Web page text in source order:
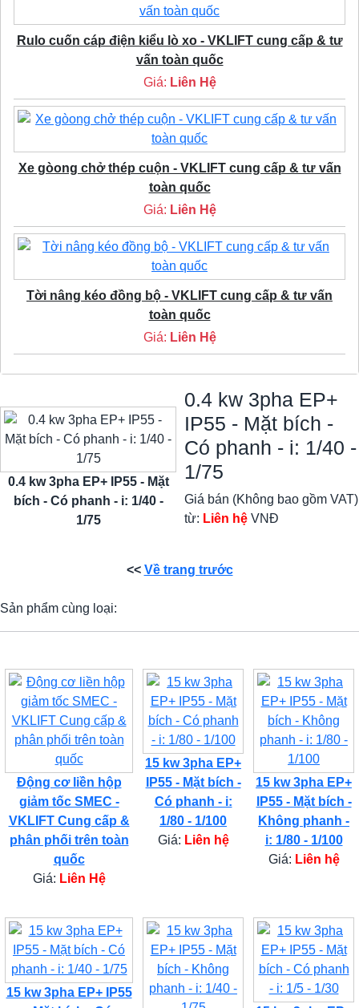
Rulo cuốn cáp điện kiểu lò xo - VKLIFT cung cấp & tư
vấn toàn quốc
Giá: Liên Hệ
Xe gòong chở thép cuộn - VKLIFT cung cấp & tư vấn
toàn quốc
Giá: Liên Hệ
Tời nâng kéo đồng bộ - VKLIFT cung cấp & tư vấn
toàn quốc
Giá: Liên Hệ
0.4 kw 3pha EP+ IP55 - Mặt
bích - Có phanh - i: 1/40 -
1/75
0.4 kw 3pha EP+
IP55 - Mặt bích -
Có phanh - i: 1/40 -
1/75
Giá bán (Không bao gồm VAT)
từ: Liên hệ VNĐ
<< Về trang trước
Sản phẩm cùng loại:
Động cơ liền hộp
giảm tốc SMEC -
VKLIFT Cung cấp &
phân phối trên toàn
quốc
Giá: Liên Hệ
15 kw 3pha EP+
IP55 - Mặt bích -
Có phanh - i:
1/80 - 1/100
Giá: Liên hệ
15 kw 3pha EP+
IP55 - Mặt bích -
Không phanh -
i: 1/80 - 1/100
Giá: Liên hệ
15 kw 3pha EP+ IP55